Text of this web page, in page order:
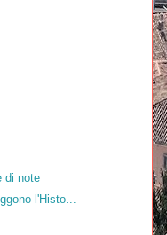
di note
l'Histo...